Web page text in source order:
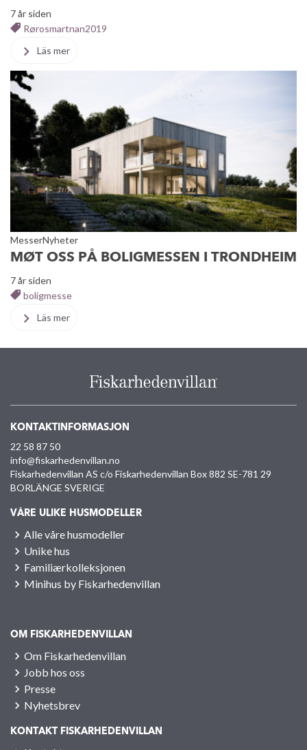
7 år siden
Rørosmartnan2019
Läs mer
MesserNyheter
MØT OSS PÅ BOLIGMESSEN I TRONDHEIM
7 år siden
boligmesse
Läs mer
KONTAKTINFORMASJON
22 58 87 50
info@fiskarhedenvillan.no
Fiskarhedenvillan AS c/o Fiskarhedenvillan Box 882 SE-781 29
BORLÄNGE SVERIGE
VÅRE ULIKE HUSMODELLER
Alle våre husmodeller
Unike hus
Familiærkolleksjonen
Minihus by Fiskarhedenvillan
OM FISKARHEDENVILLAN
Om Fiskarhedenvillan
Jobb hos oss
Presse
Nyhetsbrev
KONTAKT FISKARHEDENVILLAN